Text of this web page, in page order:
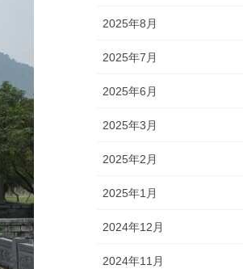
2025年8月
2025年7月
2025年6月
2025年3月
2025年2月
2025年1月
2024年12月
2024年11月